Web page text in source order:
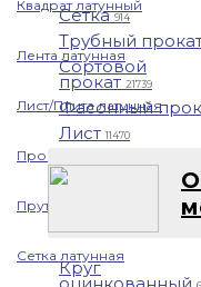
Квадрат латунный
Лента латунная
Лист/Плита латунная
Проволока латунная
Пруток латунный
Сетка латунная
Сетка914
Трубный
Сортовой
прокат 21739
Фасонный
Лист11470
Круг